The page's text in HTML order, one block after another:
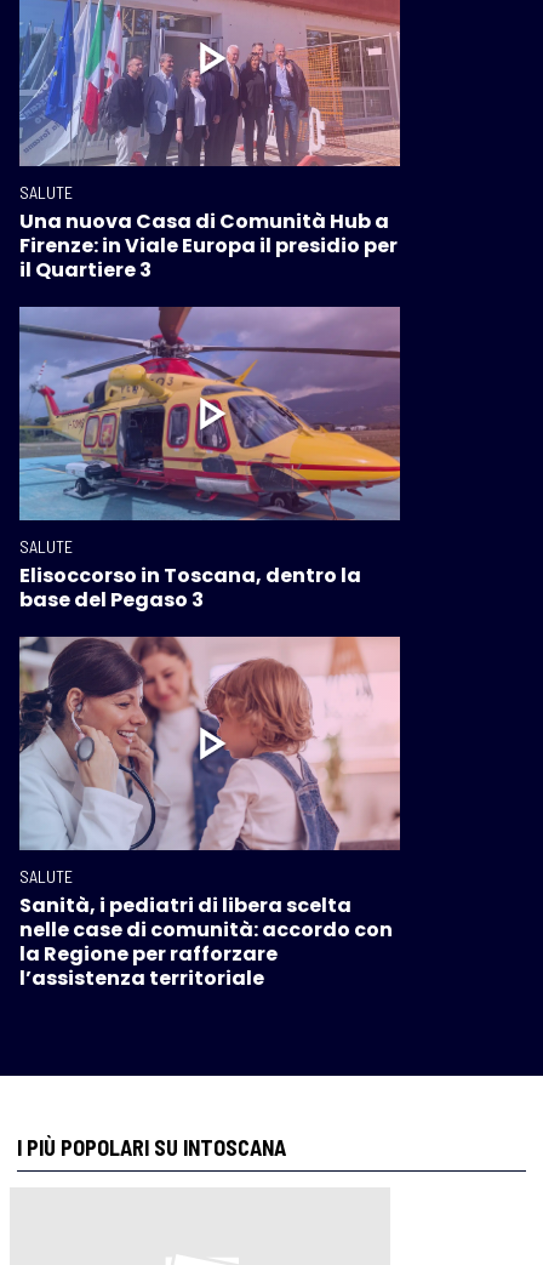
SALUTE
Una nuova Casa di Comunità Hub a
Firenze: in Viale Europa il presidio per
il Quartiere 3
SALUTE
Elisoccorso in Toscana, dentro la
base del Pegaso 3
SALUTE
Sanità, i pediatri di libera scelta
nelle case di comunità: accordo con
la Regione per rafforzare
l’assistenza territoriale
I PIÙ POPOLARI SU INTOSCANA